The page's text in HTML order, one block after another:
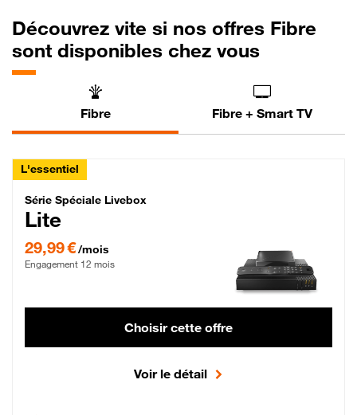
Découvrez vite si nos offres Fibre
sont disponibles chez vous
Fibre Fibre + Smart TV
L'essentiel
Série Spéciale Livebox Lite Fibre
Série Spéciale Livebox
Lite
29,99 €/mois
Engagement 12 mois
Choisir cette offre
Voir le détail